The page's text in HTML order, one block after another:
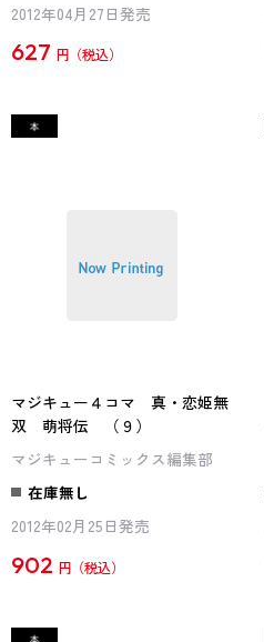
2012年04月27日発売
627 円
マジキュー４コマ 真・恋姫無
双 萌将伝 （９）
マジキューコミックス編集部
在庫無し
2012年02月25日発売
902 円